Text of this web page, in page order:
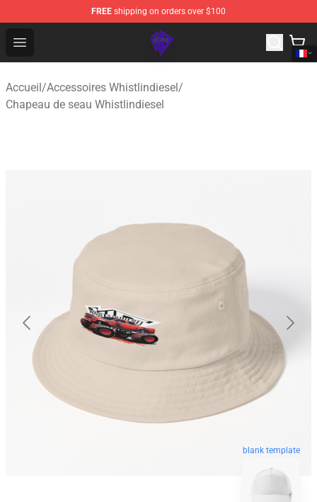
FREE shipping on orders over $100
Open menu
WhistlinDiesel Shop - Official WhistlinDiesel
Accueil/Accessoires Whistlindiesel/
Chapeau de seau Whistlindiesel
blank template